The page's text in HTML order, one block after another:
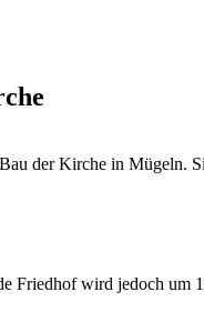
der Kirche in Mügeln.
Friedhof wird jedoch um